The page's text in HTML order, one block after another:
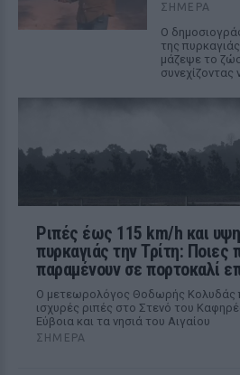
ΣΉΜΕΡΑ
Ο
της
μάζεψε το
συνεχίζοντας
Ριπές έως 115 km/h και
πυρκαγιάς την Τρίτη: Ποιες
παραμένουν σε πορτοκαλί
Ο μετεωρολόγος Θοδωρής Κολυδάς
ισχυρές ριπές στο Στενό του
Εύβοια και τα νησιά του Αιγαίου
ΣΉΜΕΡΑ